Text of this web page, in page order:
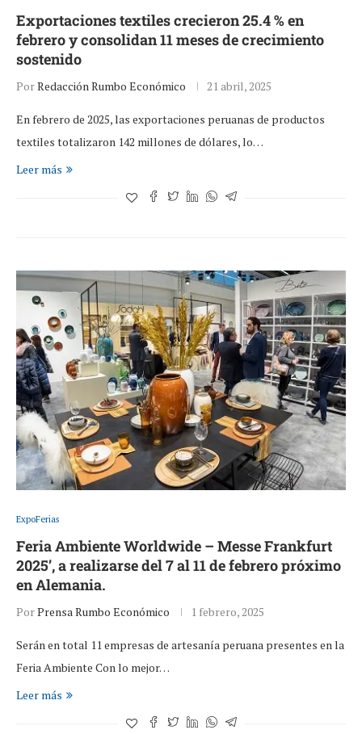
Exportaciones textiles crecieron 25.4 % en
febrero y consolidan 11 meses de crecimiento
sostenido
PorRedacción Rumbo Económico 21 abril, 2025
En febrero de 2025, las exportaciones peruanas de productos
textiles totalizaron 142 millones de dólares, lo…
Leer más
ExpoFerias
Feria Ambiente Worldwide – Messe Frankfurt
2025’, a realizarse del 7 al 11 de febrero próximo
en Alemania.
PorPrensa Rumbo Económico 1 febrero, 2025
Serán en total 11 empresas de artesanía peruana presentes en la
Feria Ambiente Con lo mejor…
Leer más